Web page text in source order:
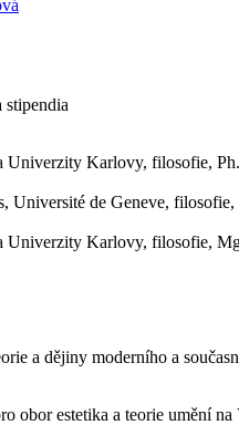
stipendia
Univerzity Karlovy, filosofie,
Université de Geneve,
Univerzity Karlovy, filosofie,
a dějiny moderního a
obor estetika a teorie umění na